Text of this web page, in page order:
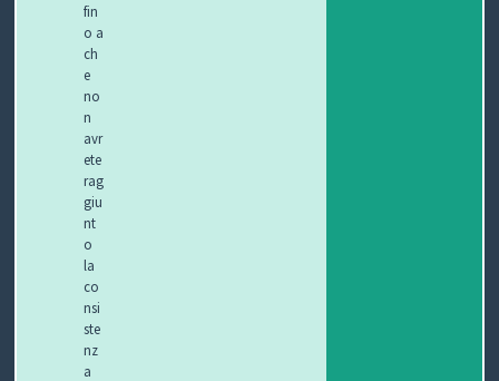
fin
o a
ch
e
no
n
avr
ete
rag
giu
nt
o
la
co
nsi
ste
nz
a